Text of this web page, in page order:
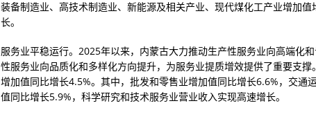
装备制造业、高技术制造业、新能源及相关产业、现代煤化工产业增加值
长。
服务业平稳运行。2025年以来，内蒙古大力推动生产性服务业向高端化
性服务业向品质化和多样化方向提升，为服务业提质增效提供了重要支撑
增加值同比增长4.5%。其中，批发和零售业增加值同比增长6.6%，交通
值同比增长5.9%，科学研究和技术服务业营业收入实现高速增长。